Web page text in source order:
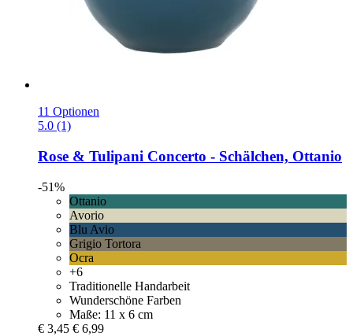
11 Optionen
5.0 (1)
Rose & Tulipani Concerto -​ Schälchen, Ottanio
-51%
Ottanio
Avorio
Blu Avio
Grigio Tortora
Ocra
+6
Traditionelle Handarbeit
Wunderschöne Farben
Maße: 11 x 6 cm
€ 3,45 € 6,99